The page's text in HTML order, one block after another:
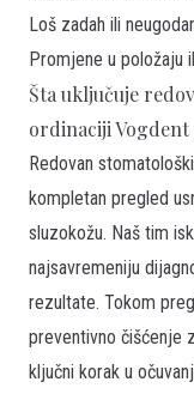
Loš zadah ili
Promjene u položaju
Šta uključuje
ordinaciji Vogdent
Redovan
kompletan pregled
sluzokožu. Naš tim
najsavremeniju
rezultate. Tokom
preventivno čišćenje
ključni korak u